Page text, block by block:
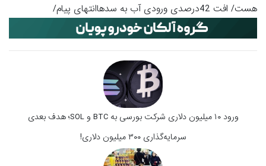
هست/ افت 42درصدی ورودی آب به سدهاانتهای پیام/
ورود ۱۰ میلیون دلاری شرکت بورسی به BTC و SOL؛ هدف بعدی
سرمایه‌گذاری ۳۰۰ میلیون دلاری!